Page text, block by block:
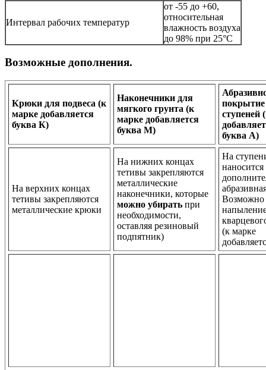
Интервал рабочих температур
от -55 до +60,
относительная
влажность воздуха
до 98% при 25°С
Возможные дополнения.
Крюки для подвеса (к
марке добавляется
буква К)
Наконечники для
мягкого грунта (к
марке добавляется
буква М)
покрытие
ступеней
буква А)
На верхних концах
тетивы закрепляются
металлические крюки
На нижних концах
тетивы закрепляются
металлические
наконечники, которые
можно убирать при
необходимости,
оставляя резиновый
подпятник)
На
наносится
Возможно
(к марке